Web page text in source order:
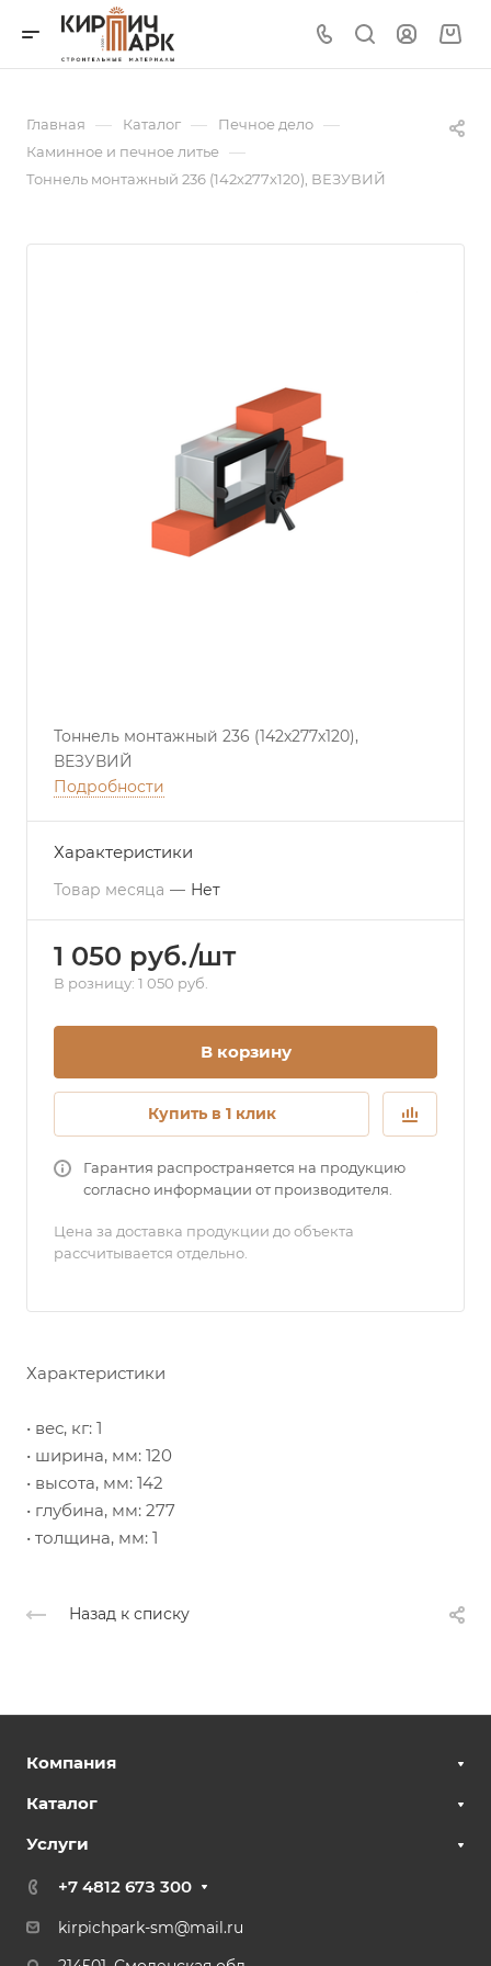
Главная — Каталог — Печное дело —
Каминное и печное литье —
Тоннель монтажный 236 (142х277х120), ВЕЗУВИЙ
Тоннель монтажный 236 (142х277х120),
ВЕЗУВИЙ
Подробности
Характеристики
Товар месяца — Нет
1 050 руб./шт
В розницу: 1 050 руб.
В корзину
Купить в 1 клик
Гарантия распространяется на продукцию
согласно информации от производителя.
Цена за доставка продукции до объекта
рассчитывается отдельно.
Характеристики
• вес, кг: 1
• ширина, мм: 120
• высота, мм: 142
• глубина, мм: 277
• толщина, мм: 1
Назад к списку
Компания
Каталог
Услуги
+7 4812 67З 300
kirpichpark-sm@mail.ru